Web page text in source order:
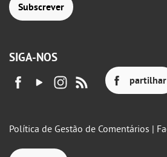
Subscrever
SIGA-NOS
partilhar
Política de Gestão de Comentários |